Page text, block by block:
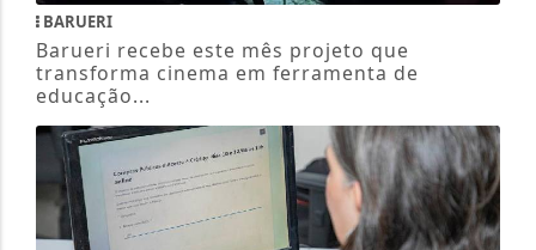
BARUERI
Barueri recebe este mês projeto que
transforma cinema em ferramenta de
educação...